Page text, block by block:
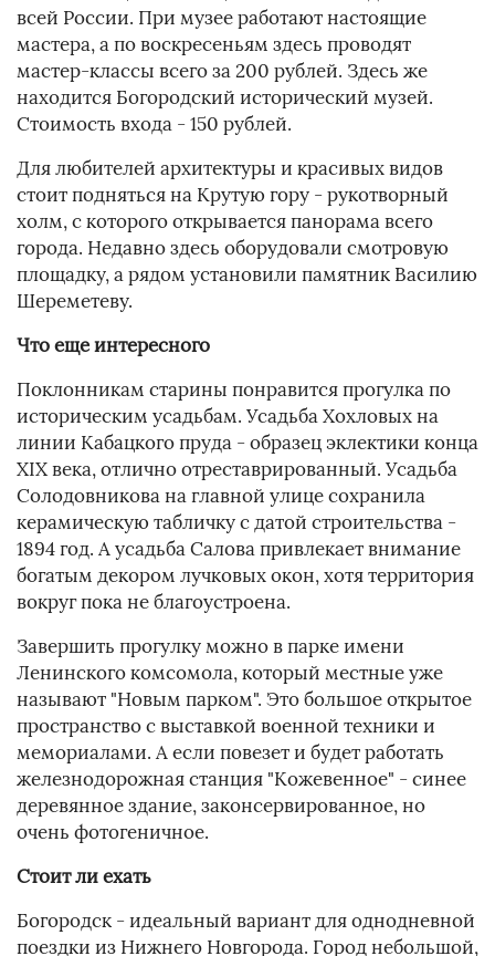
всей России. При музее работают настоящие
мастера, а по воскресеньям здесь проводят
мастер-классы всего за 200 рублей. Здесь же
находится Богородский исторический музей.
Стоимость входа - 150 рублей.
Для любителей архитектуры и красивых видов
стоит подняться на Крутую гору - рукотворный
холм, с которого открывается панорама всего
города. Недавно здесь оборудовали смотровую
площадку, а рядом установили памятник Василию
Шереметеву.
Что еще интересного
Поклонникам старины понравится прогулка по
историческим усадьбам. Усадьба Хохловых на
линии Кабацкого пруда - образец эклектики конца
XIX века, отлично отреставрированный. Усадьба
Солодовникова на главной улице сохранила
керамическую табличку с датой строительства -
1894 год. А усадьба Салова привлекает внимание
богатым декором лучковых окон, хотя территория
вокруг пока не благоустроена.
Завершить прогулку можно в парке имени
Ленинского комсомола, который местные уже
называют "Новым парком". Это большое открытое
пространство с выставкой военной техники и
мемориалами. А если повезет и будет работать
железнодорожная станция "Кожевенное" - синее
деревянное здание, законсервированное, но
очень фотогеничное.
Стоит ли ехать
Богородск - идеальный вариант для однодневной
поездки из Нижнего Новгорода. Город небольшой,